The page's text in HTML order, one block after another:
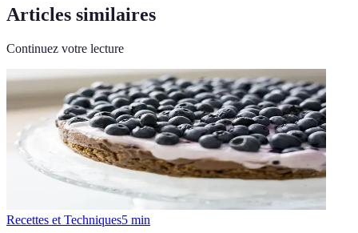
Articles similaires
Continuez votre lecture
Recettes et Techniques5 min